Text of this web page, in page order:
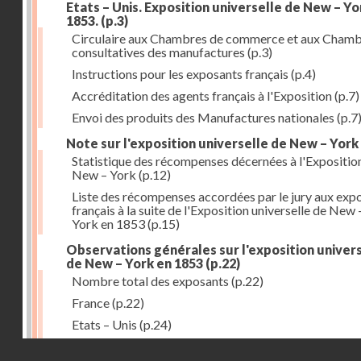
Etats – Unis. Exposition universelle de New –
1853. (p.3)
Circulaire aux Chambres de commerce et aux
consultatives des manufactures (p.3)
Instructions pour les exposants français (p.4)
Accréditation des agents français à l'Exposition(p.7)
Envoi des produits des Manufactures nationales (p.7)
Note sur l'exposition universelle de New – York
Statistique des récompenses décernées à
New – York (p.12)
Liste des récompenses accordées par le jury aux
français à la suite de l'Exposition universelle de New
York en 1853(p.15)
Observations générales sur l'exposition
de New – York en 1853 (p.22)
Nombre total des exposants (p.22)
France(p.22)
Etats – Unis (p.24)